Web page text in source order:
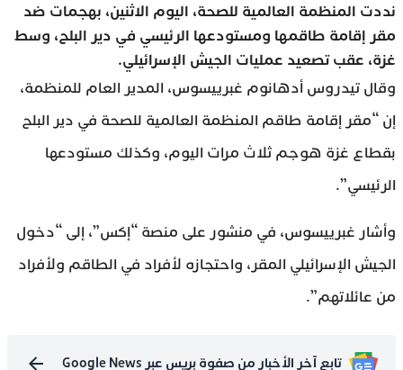
نددت المنظمة العالمية للصحة، اليوم الاثنين، بهجمات ضد
مقر إقامة طاقمها ومستودعها الرئيسي في دير البلح، وسط
غزة، عقب تصعيد عمليات الجيش الإسرائيلي.
وقال تيدروس أدهانوم غبرييسوس، المدير العام للمنظمة،
إن “مقر إقامة طاقم المنظمة العالمية للصحة في دير البلح
بقطاع غزة هوجم ثلاث مرات اليوم، وكذلك مستودعها
الرئيسي”.
وأشار غبرييسوس، في منشور على منصة “إكس”، إلى “دخول
الجيش الإسرائيلي المقر، واحتجازه لأفراد في الطاقم ولأفراد
من عائلاتهم”.
تابع آخر الأخبار من صفوة بريس عبر Google News